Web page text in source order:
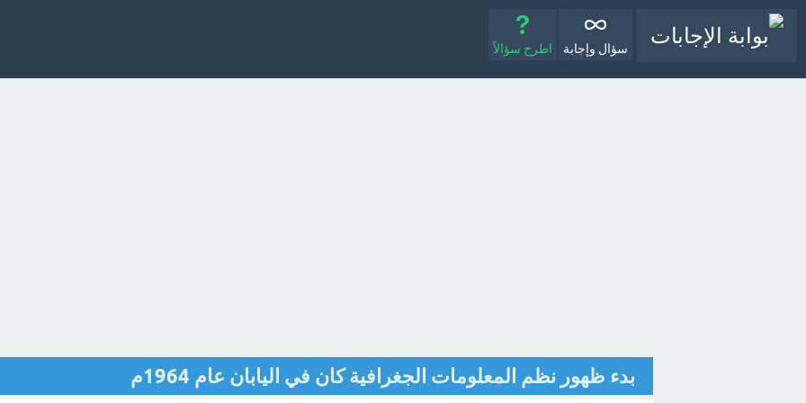
سؤال وإجابة اطرح سؤالاً
بدء ظهور نظم المعلومات الجغرافية كان في اليابان عام 1964م